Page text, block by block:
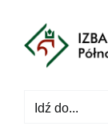
zawartości
Idź do...